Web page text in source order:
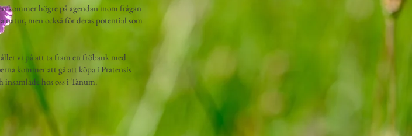
kommer högre på agendan inom frågan
natur, men också för deras potential som
vi på att ta fram en fröbank med
kommer att gå att köpa i Pratensis
hos oss i Tanum.​​